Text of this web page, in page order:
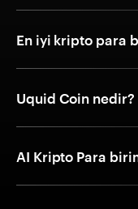
En iyi kripto para
Uquid Coin nedir?
AI Kripto Para